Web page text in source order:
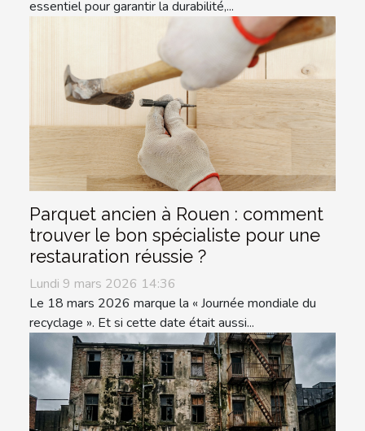
essentiel pour garantir la durabilité,...
Parquet ancien à Rouen : comment
trouver le bon spécialiste pour une
restauration réussie ?
Lundi 9 mars 2026 14:36
Le 18 mars 2026 marque la « Journée mondiale du
recyclage ». Et si cette date était aussi...